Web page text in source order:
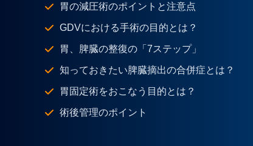
胃の減圧術のポイントと注意点
GDVにおける手術の目的とは？
胃、脾臓の整復の「7ステップ」
知っておきたい脾臓摘出の合併症とは？
胃固定術をおこなう目的とは？
術後管理のポイント